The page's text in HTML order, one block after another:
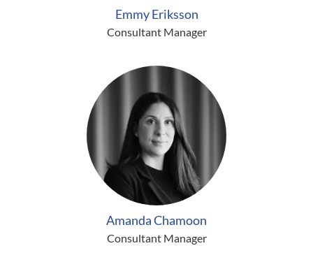
Emmy Eriksson
Consultant Manager
Amanda Chamoon
Consultant Manager